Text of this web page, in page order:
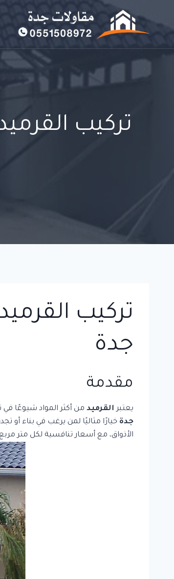
المحتوى
تركيب
تركيب
جدة
مقدمة
يعتبر القرميد من أكثر المواد شيوعًا في
جدة خيارًا مثاليًا لمن يرغب في بناء
الأذواق، مع أسعار تنافسية لكل متر